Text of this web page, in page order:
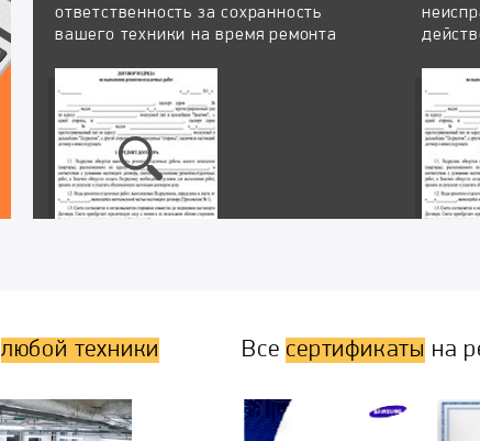
ответственность за сохранность
вашего техники на время ремонта
любой техники Все сертификаты на